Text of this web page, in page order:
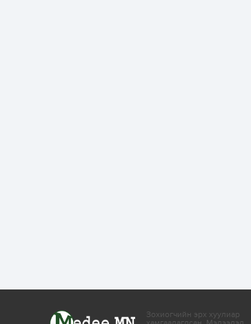
Зохиогчийн эрх хуулиар